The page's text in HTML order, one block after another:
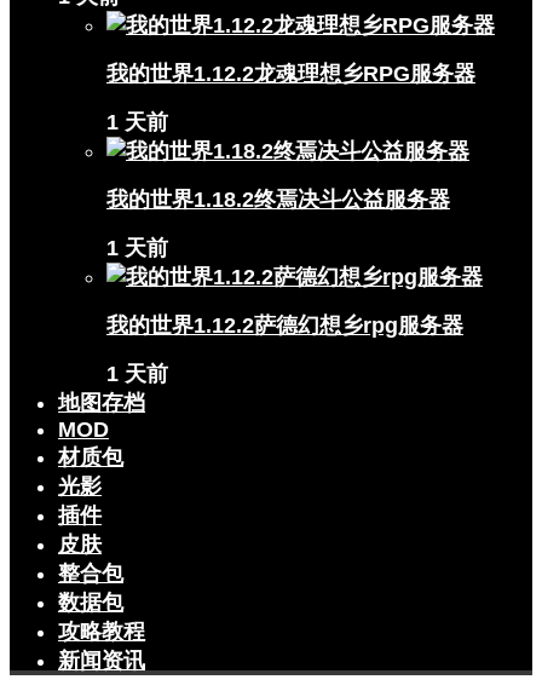
我的世界1.12.2龙魂理想乡RPG服务器
1 天前
我的世界1.18.2终焉决斗公益服务器
1 天前
我的世界1.12.2萨德幻想乡rpg服务器
1 天前
地图存档
MOD
材质包
光影
插件
皮肤
整合包
数据包
攻略教程
新闻资讯